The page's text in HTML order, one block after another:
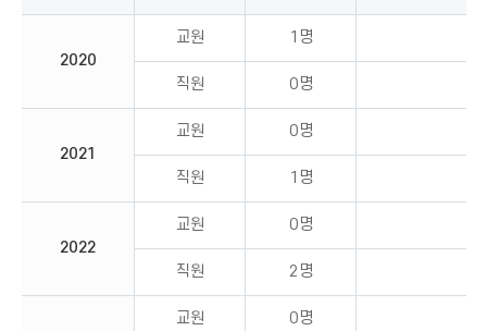
청렴소통 자료실
친인척 채용현황
2020
교원 1명
직원 0명
2021
교원 0명
직원 1명
2022
교원 0명
직원 2명
교원 0명